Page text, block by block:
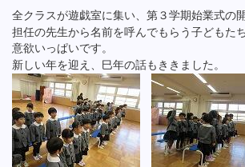
全クラスが遊戯室に集い、第３学期始業式の開
担任の先生から名前を呼んでもらう子どもた
意欲いっぱいです。
新しい年を迎え、巳年の話もききました。